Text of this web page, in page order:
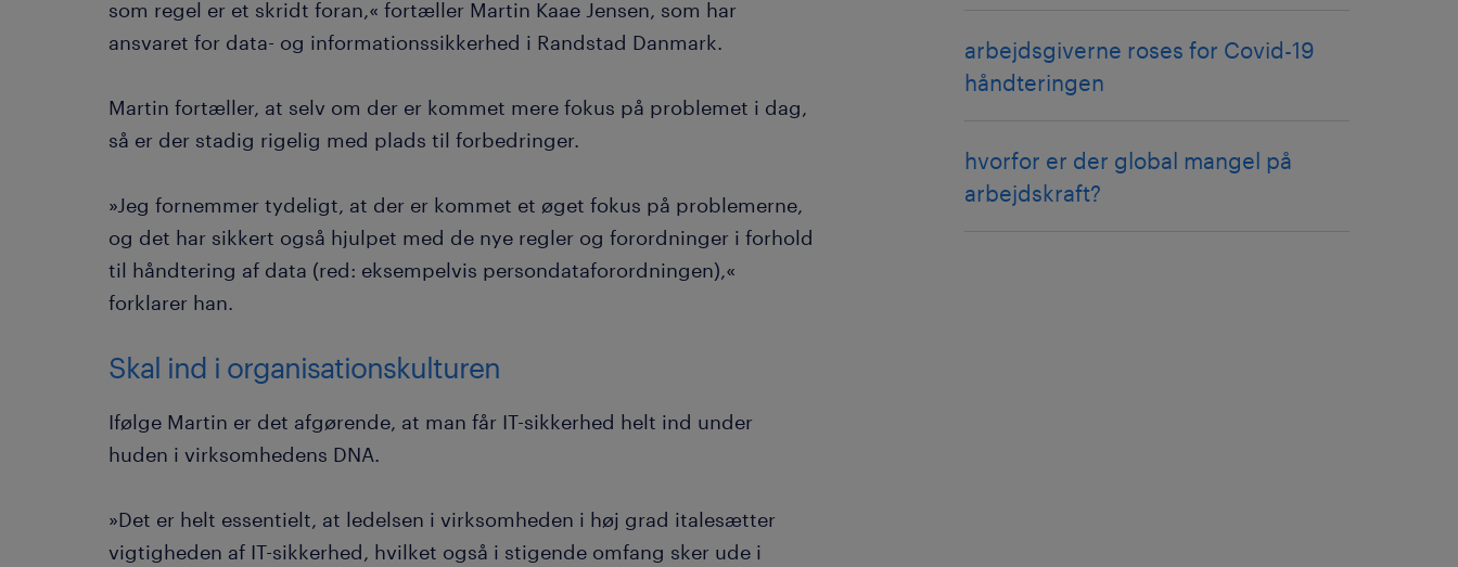
som regel er et skridt foran,« fortæller Martin Kaae Jensen, som har
ansvaret for data- og informationssikkerhed i Randstad Danmark.
Martin fortæller, at selv om der er kommet mere fokus på problemet i dag,
så er der stadig rigelig med plads til forbedringer.
»Jeg fornemmer tydeligt, at der er kommet et øget fokus på problemerne,
og det har sikkert også hjulpet med de nye regler og forordninger i forhold
til håndtering af data (red: eksempelvis persondataforordningen),«
forklarer han.
Skal ind i organisationskulturen
Ifølge Martin er det afgørende, at man får IT-sikkerhed helt ind under
huden i virksomhedens DNA.
»Det er helt essentielt, at ledelsen i virksomheden i høj grad italesætter
vigtigheden af IT-sikkerhed, hvilket også i stigende omfang sker ude i
arbejdsgiverne roses for Covid-19
håndteringen
hvorfor er der global mangel på
arbejdskraft?